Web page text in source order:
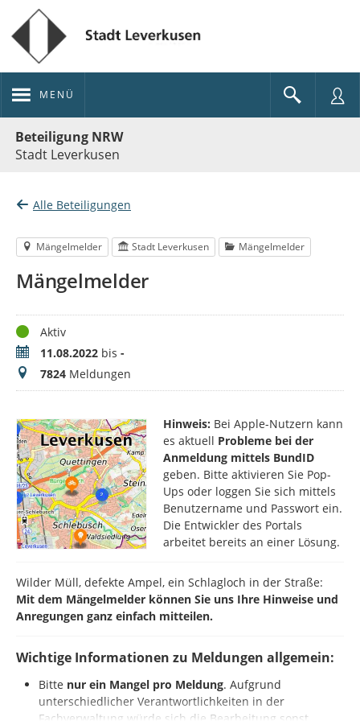
MENÜ
Beteiligung NRW
Stadt Leverkusen
Alle Beteiligungen
Mängelmelder Stadt Leverkusen Mängelmelder
Mängelmelder
StatusAktiv
Zeitraum11.08.2022 bis -
Meldungen
7824 Meldungen
Hinweis: Bei Apple-Nutzern kann
es aktuell Probleme bei der
Anmeldung mittels BundID
geben. Bitte aktivieren Sie Pop-
Ups oder loggen Sie sich mittels
Benutzername und Passwort ein.
Die Entwickler des Portals
arbeitet bereits an einer Lösung.
Wilder Müll, defekte Ampel, ein Schlagloch in der Straße:
Mit dem Mängelmelder können Sie uns Ihre Hinweise und
Anregungen ganz einfach mitteilen.
Wichtige Informationen zu Meldungen allgemein:
Bitte nur ein Mangel pro Meldung. Aufgrund
unterschiedlicher Verantwortlichkeiten in der